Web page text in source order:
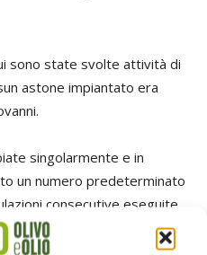
sono state svolte attività di
astone impiantato era
singolarmente e in
un numero predeterminato
consecutive eseguite
sgabbiate e sottoposte
a cadenza di 15-20